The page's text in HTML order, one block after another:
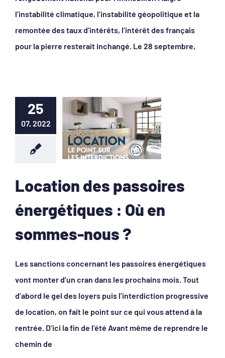
l’instabilité climatique, l’instabilité géopolitique et la
remontée des taux d’intérêts, l’intérêt des français
pour la pierre resterait inchangé. Le 28 septembre,
25
07, 2022
Location des passoires
énergétiques : Où en
sommes-nous ?
Les sanctions concernant les passoires énergétiques
vont monter d’un cran dans les prochains mois. Tout
d’abord le gel des loyers puis l’interdiction progressive
de location, on fait le point sur ce qui vous attend à la
rentrée. D’ici la fin de l’été Avant même de reprendre le
chemin de